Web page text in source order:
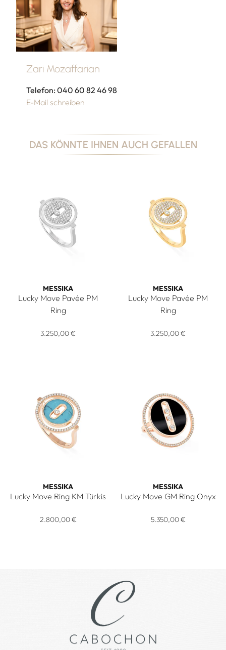
Zari Mozaffarian
Telefon: 040 60 82 46 98
E-Mail schreiben
DAS KÖNNTE IHNEN AUCH GEFALLEN
MESSIKA
Lucky Move Pavée PM
Ring
3.250,00 €
MESSIKA
Lucky Move Pavée PM
Ring
3.250,00 €
MESSIKA
Lucky Move Ring KM Türkis
2.800,00 €
MESSIKA
Lucky Move GM Ring Onyx
5.350,00 €